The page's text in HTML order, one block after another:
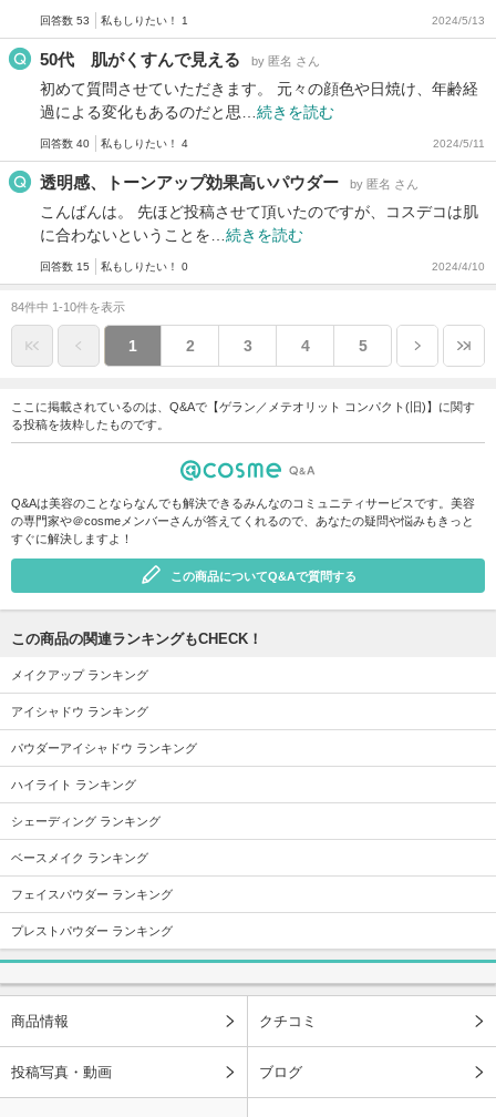
回答数 53 私もしりたい！ 1 2024/5/13
50代 肌がくすんで見える by 匿名 さん
初めて質問させていただきます。 元々の顔色や日焼け、年齢経
過による変化もあるのだと思… 続きを読む
回答数 40 私もしりたい！ 4 2024/5/11
透明感、トーンアップ効果高いパウダー by 匿名 さん
こんばんは。 先ほど投稿させて頂いたのですが、コスデコは肌
に合わないということを… 続きを読む
回答数 15 私もしりたい！ 0 2024/4/10
84件中 1-10件を表示
1 2 3 4 5
ここに掲載されているのは、Q&Aで【ゲラン／メテオリット コンパクト(旧)】に関す
る投稿を抜粋したものです。
Q&Aは美容のことならなんでも解決できるみんなのコミュニティサービスです。美容
の専門家や＠cosmeメンバーさんが答えてくれるので、あなたの疑問や悩みもきっと
すぐに解決しますよ！
この商品についてQ&Aで質問する
この商品の関連ランキングもCHECK！
メイクアップ ランキング
アイシャドウ ランキング
パウダーアイシャドウ ランキング
ハイライト ランキング
シェーディング ランキング
ベースメイク ランキング
フェイスパウダー ランキング
プレストパウダー ランキング
商品情報 クチコミ
投稿写真・動画 ブログ